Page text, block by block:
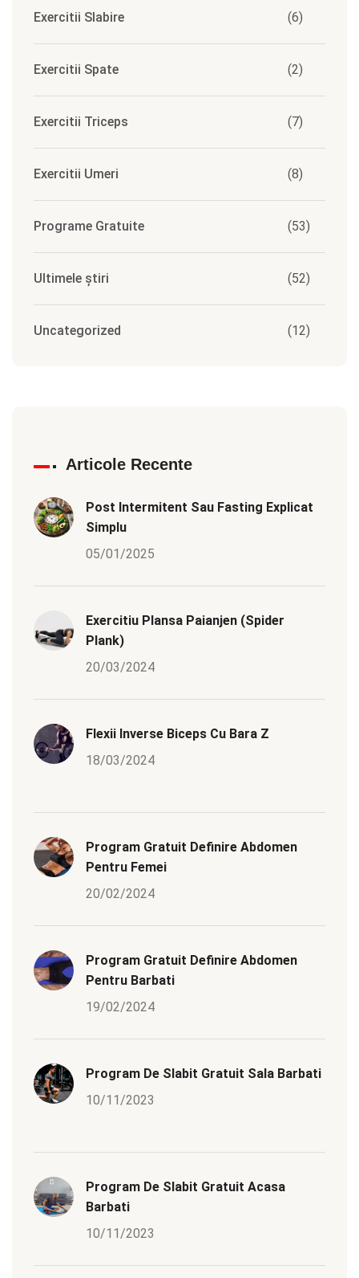
Exercitii Slabire (6)
Exercitii Spate (2)
Exercitii Triceps (7)
Exercitii Umeri (8)
Programe Gratuite (53)
Ultimele știri (52)
Uncategorized (12)
Articole Recente
Post Intermitent Sau Fasting Explicat
Simplu
05/01/2025
Exercitiu Plansa Paianjen (Spider
Plank)
20/03/2024
Flexii Inverse Biceps Cu Bara Z
18/03/2024
Program Gratuit Definire Abdomen
Pentru Femei
20/02/2024
Program Gratuit Definire Abdomen
Pentru Barbati
19/02/2024
Program De Slabit Gratuit Sala Barbati
10/11/2023
Program De Slabit Gratuit Acasa
Barbati
10/11/2023